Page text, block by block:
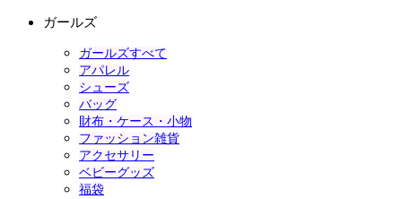
ガールズ
ガールズすべて
アパレル
シューズ
バッグ
財布・ケース・小物
ファッション雑貨
アクセサリー
ベビーグッズ
福袋